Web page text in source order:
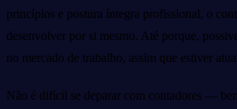
princípios e postura íntegra profissional, o
desenvolver por si mesmo. Até porque,
no mercado de trabalho, assim que estiver
Não é difícil se deparar com contadores —